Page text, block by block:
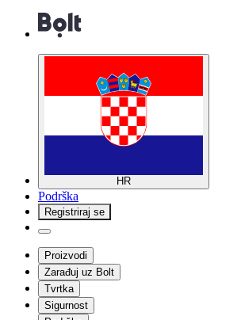
HR
Podrška
Registriraj se
Proizvodi
Zarađuj uz Bolt
Tvrtka
Sigurnost